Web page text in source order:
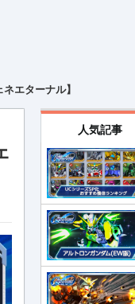
エターナル】
人気記事